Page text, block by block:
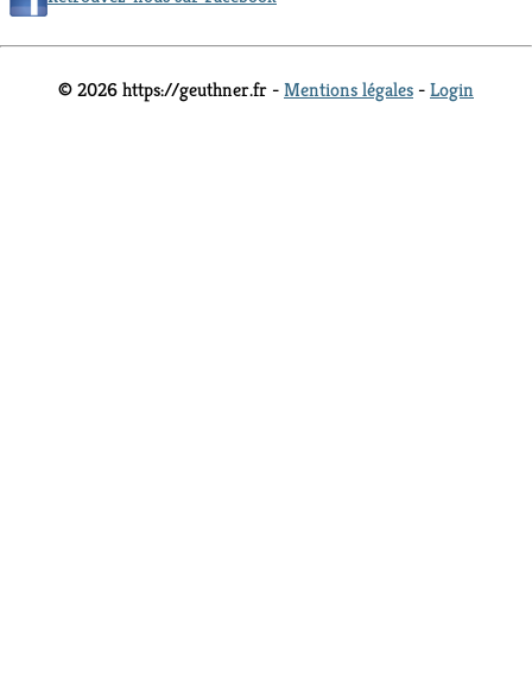
© 2026 https://geuthner.fr -Mentions légales -Login